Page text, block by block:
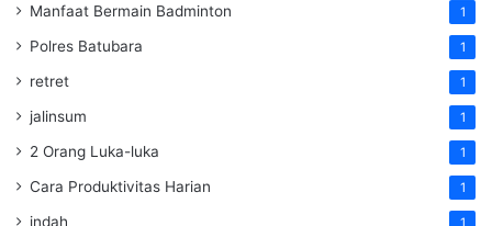
Manfaat Bermain Badminton 1
Polres Batubara 1
retret 1
jalinsum 1
2 Orang Luka-luka 1
Cara Produktivitas Harian 1
indah 1